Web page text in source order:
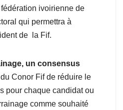
ivoirienne de
qui permettra à
de la Fif.
un consensus
Conor Fif de réduire le
pour chaque candidat ou
comme souhaité